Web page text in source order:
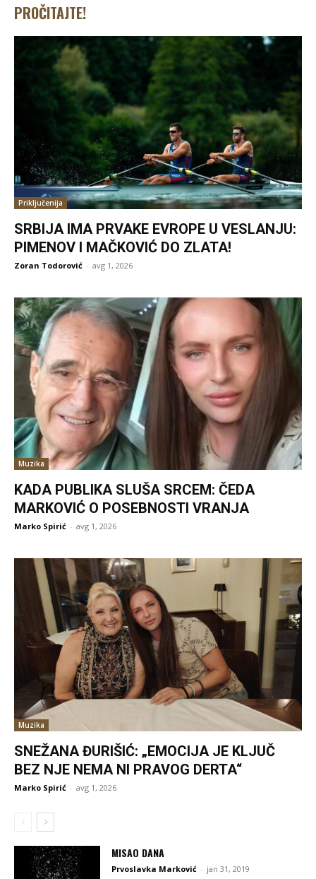
PROČITAJTE!
Priključenija
SRBIJA IMA PRVAKE EVROPE U VESLANJU:
PIMENOV I MAČKOVIĆ DO ZLATA!
Zoran Todorović - avg 1, 2026
Muzika
KADA PUBLIKA SLUŠA SRCEM: ČEDA
MARKOVIĆ O POSEBNOSTI VRANJA
Marko Spirić - avg 1, 2026
Muzika
SNEŽANA ĐURIŠIĆ: „EMOCIJA JE KLJUČ
BEZ NJE NEMA NI PRAVOG DERTA“
Marko Spirić - avg 1, 2026
MISAO DANA
Prvoslavka Marković - jan 31, 2019